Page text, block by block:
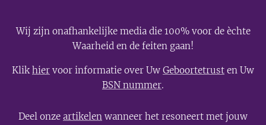
Wij zijn onafhankelijke media die 100% voor de èchte
Waarheid en de feiten gaan!
Klikhier voor informatie over Uw Geboortetrust en Uw
BSN nummer.
Deel onze artikelen wanneer het resoneert met jouw